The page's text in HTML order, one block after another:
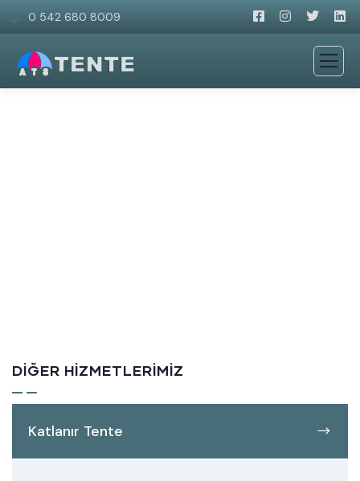
0 542 680 8009
DIĞER HIZMETLERIMIZ
Katlanır Tente